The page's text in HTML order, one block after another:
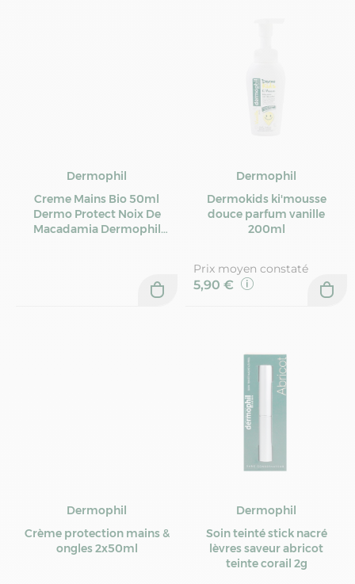
Dermophil
Creme Mains Bio 50ml
Dermo Protect Noix De
Macadamia Dermophil
Dermophil
Dermokids ki'mousse
douce parfum vanille
200ml
Prix moyen constaté
5,90 €
Dermophil
Crème protection mains &
ongles 2x50ml
Dermophil
Soin teinté stick nacré
lèvres saveur abricot
teinte corail 2g